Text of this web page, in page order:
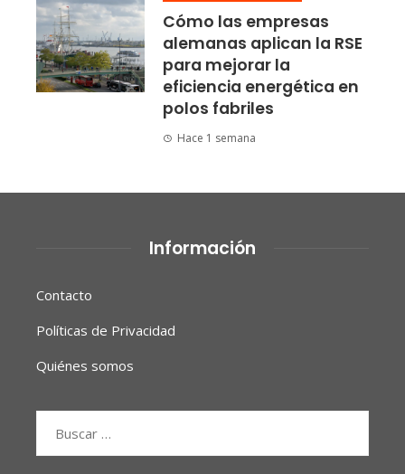
Cómo las empresas
alemanas aplican la RSE
para mejorar la
eficiencia energética en
polos fabriles
Hace 1 semana
Información
Contacto
Políticas de Privacidad
Quiénes somos